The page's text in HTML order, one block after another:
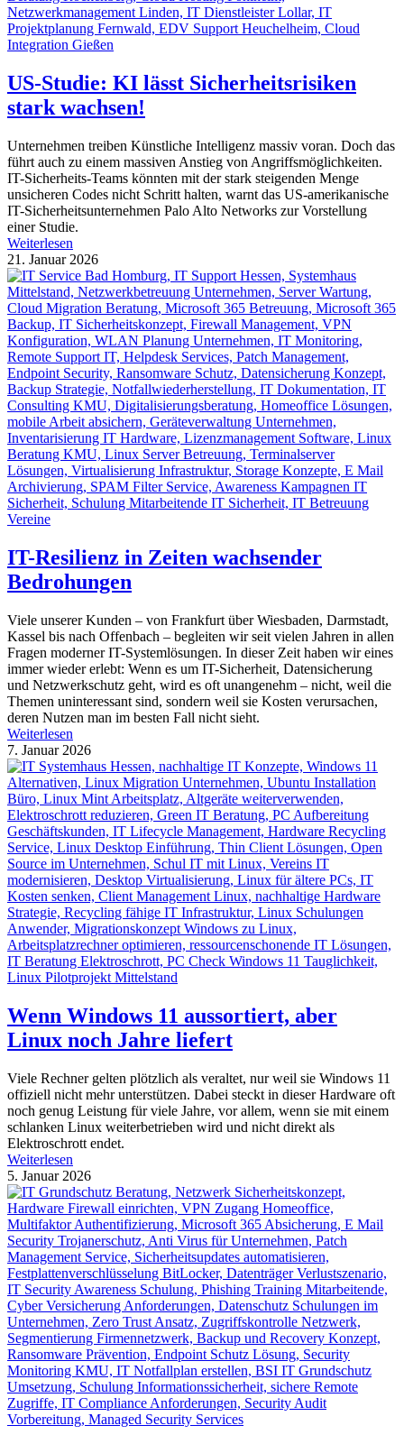
US-Studie: KI lässt Sicherheitsrisiken
stark wachsen!
Unternehmen treiben Künstliche Intelligenz massiv voran. Doch das
führt auch zu einem massiven Anstieg von Angriffsmöglichkeiten.
IT-Sicherheits-Teams könnten mit der stark steigenden Menge
unsicheren Codes nicht Schritt halten, warnt das US-amerikanische
IT-Sicherheitsunternehmen Palo Alto Networks zur Vorstellung
einer Studie.
Weiterlesen
21. Januar 2026
IT-Resilienz in Zeiten wachsender
Bedrohungen
Viele unserer Kunden – von Frankfurt über Wiesbaden, Darmstadt,
Kassel bis nach Offenbach – begleiten wir seit vielen Jahren in allen
Fragen moderner IT-Systemlösungen. In dieser Zeit haben wir eines
immer wieder erlebt: Wenn es um IT-Sicherheit, Datensicherung
und Netzwerkschutz geht, wird es oft unangenehm – nicht, weil die
Themen uninteressant sind, sondern weil sie Kosten verursachen,
deren Nutzen man im besten Fall nicht sieht.
Weiterlesen
7. Januar 2026
Wenn Windows 11 aussortiert, aber
Linux noch Jahre liefert
Viele Rechner gelten plötzlich als veraltet, nur weil sie Windows 11
offiziell nicht mehr unterstützen. Dabei steckt in dieser Hardware oft
noch genug Leistung für viele Jahre, vor allem, wenn sie mit einem
schlanken Linux weiterbetrieben wird und nicht direkt als
Elektroschrott endet.
Weiterlesen
5. Januar 2026